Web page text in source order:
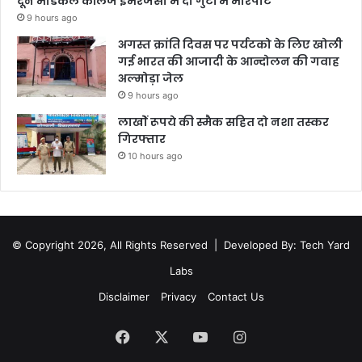
9 hours ago
अगस्त क्रांति दिवस पर पर्यटको के लिए खोली
गई भारत की आजादी के आन्दोलन की गवाह
अल्मोड़ा जेल
9 hours ago
लाखोें रूपये की स्मैक सहित दो नशा तस्कर
गिरफ्तार
10 hours ago
© Copyright 2026, All Rights Reserved | Developed By: Tech Yard
Labs
Disclaimer
Privacy Contact Us
Facebook YouTubeInstagram